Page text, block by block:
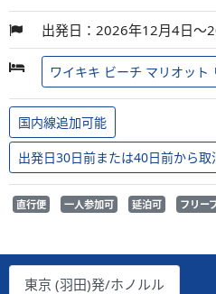
出発日：2026年12月4日～
ワイキキ ビーチ マリオット
国内線追加可能
出発日30日前または40日前から取
直行便 一人参加可 延泊可 フリー
東京 (羽田)発/ホノルル